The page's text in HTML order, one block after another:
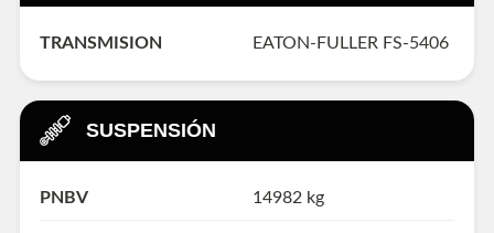
TRANSMISION EATON-FULLER FS-5406
SUSPENSIÓN
PNBV 14982 kg